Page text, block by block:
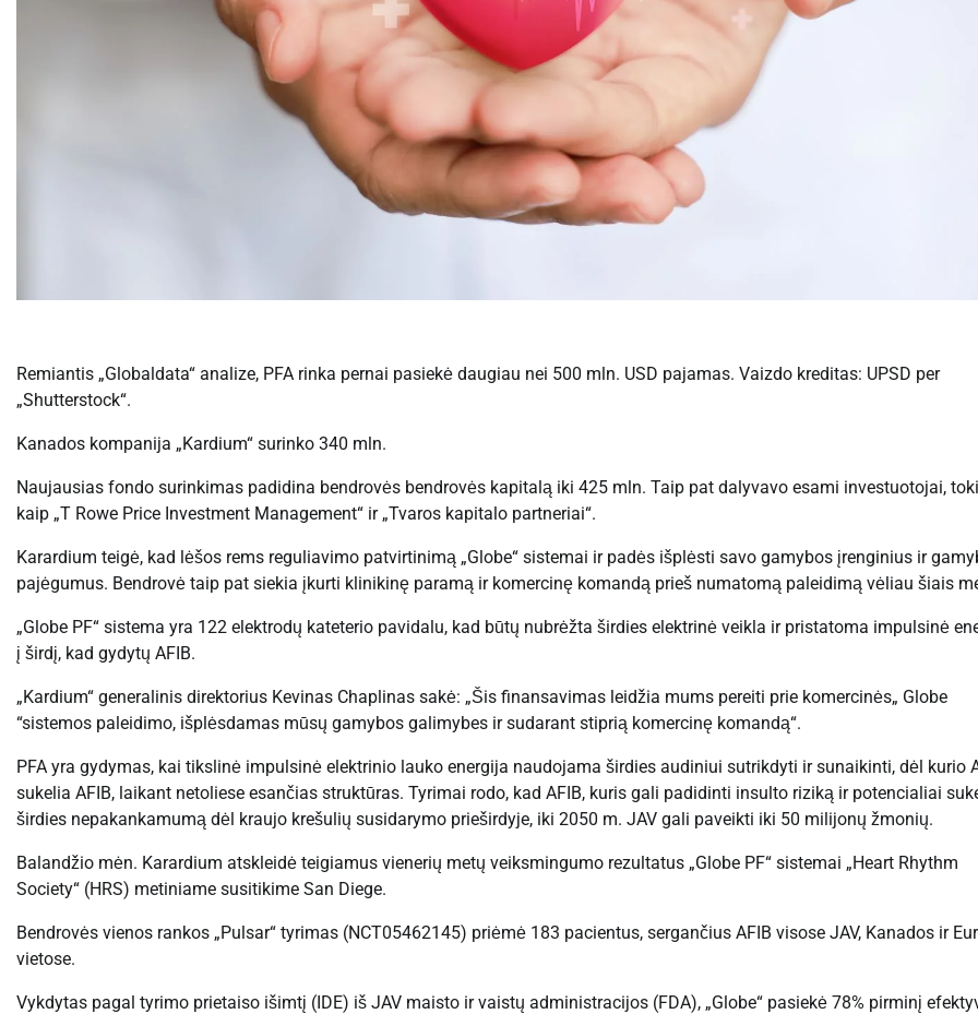
Remiantis „Globaldata“ analize, PFA rinka pernai pasiekė daugiau nei 500 mln. USD pajamas. Vaizdo kreditas: UPSD per
„Shutterstock“.
Kanados kompanija „Kardium“ surinko 340 mln.
Naujausias fondo surinkimas padidina bendrovės bendrovės kapitalą iki 425 mln. Taip pat dalyvavo esami investuotojai,
kaip „T Rowe Price Investment Management“ ir „Tvaros kapitalo partneriai“.
Karardium teigė, kad lėšos rems reguliavimo patvirtinimą „Globe“ sistemai ir padės išplėsti savo gamybos įrenginius ir
pajėgumus. Bendrovė taip pat siekia įkurti klinikinę paramą ir komercinę komandą prieš numatomą paleidimą vėliau šiais
„Globe PF“ sistema yra 122 elektrodų kateterio pavidalu, kad būtų nubrėžta širdies elektrinė veikla ir pristatoma impulsinė
į širdį, kad gydytų AFIB.
„Kardium“ generalinis direktorius Kevinas Chaplinas sakė: „Šis finansavimas leidžia mums pereiti prie komercinės„ Globe
“sistemos paleidimo, išplėsdamas mūsų gamybos galimybes ir sudarant stiprią komercinę komandą“.
PFA yra gydymas, kai tikslinė impulsinė elektrinio lauko energija naudojama širdies audiniui sutrikdyti ir sunaikinti, dėl kurio
sukelia AFIB, laikant netoliese esančias struktūras. Tyrimai rodo, kad AFIB, kuris gali padidinti insulto riziką ir potencialiai
širdies nepakankamumą dėl kraujo krešulių susidarymo prieširdyje, iki 2050 m. JAV gali paveikti iki 50 milijonų žmonių.
Balandžio mėn. Karardium atskleidė teigiamus vienerių metų veiksmingumo rezultatus „Globe PF“ sistemai „Heart Rhythm
Society“ (HRS) metiniame susitikime San Diege.
Bendrovės vienos rankos „Pulsar“ tyrimas (NCT05462145) priėmė 183 pacientus, sergančius AFIB visose JAV, Kanados ir
vietose.
Vykdytas pagal tyrimo prietaiso išimtį (IDE) iš JAV maisto ir vaistų administracijos (FDA), „Globe“ pasiekė 78% pirminį